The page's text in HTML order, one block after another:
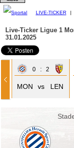
LIVE-TICKER |
Live-Ticker Ligue 1
31.01.2025
0 : 2
MON vs LEN